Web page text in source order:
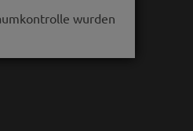
wurden